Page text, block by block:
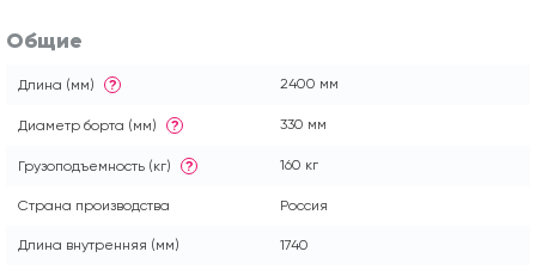
Общие
Длина (мм) ? 2400 мм
Диаметр борта (мм) ? 330 мм
Грузоподъемность (кг) ? 160 кг
Страна производства Россия
Длина внутренняя (мм) 1740